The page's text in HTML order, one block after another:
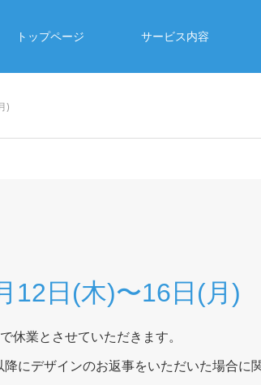
トップページ サービス内容
)
12日(木)〜16日(月)
休業とさせていただきます。
にデザインのお返事をいただいた場合に